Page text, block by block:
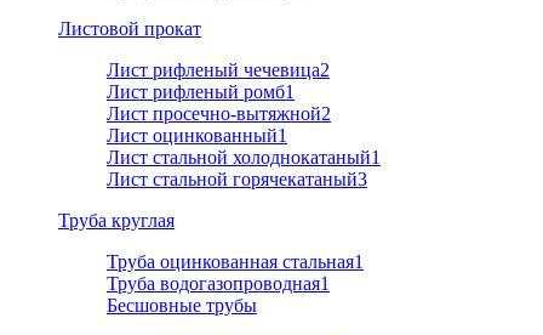
Листовой прокат
Лист рифленый чечевица2
Лист рифленый ромб1
Лист просечно-вытяжной2
Лист оцинкованный1
Лист стальной холоднокатаный1
Лист стальной горячекатаный3
Труба круглая
Труба оцинкованная стальная1
Труба водогазопроводная1
Бесшовные трубы